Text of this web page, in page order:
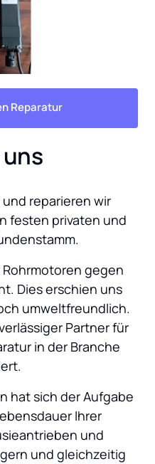
Reparatur
reparieren wir
festen privaten und
Dies erschien uns
umweltfreundlich.
Partner für
in der Branche
hat sich der Aufgabe
Ihrer
und
und gleichzeitig